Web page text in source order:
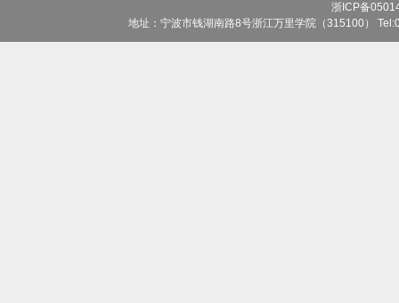
浙ICP备
地址：宁波市钱湖南路8号浙江万里学院（315100）